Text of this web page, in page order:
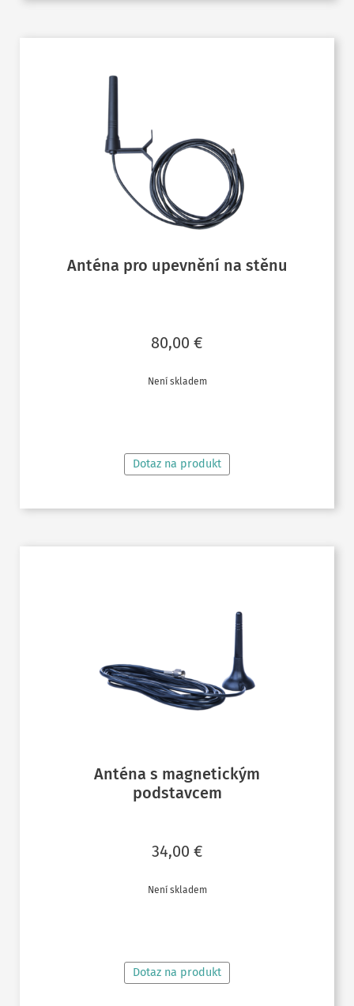
Anténa pro upevnění na stěnu
80,00 €
Není skladem
Dotaz na produkt
Anténa s magnetickým
podstavcem
34,00 €
Není skladem
Dotaz na produkt